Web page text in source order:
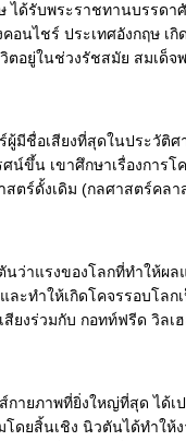
ได้รับพระราชทานบรรดา
อนไชร์ ประเทศอังกฤษ เ
อยู่ในช่วงรัชสมัย สมเด็จ
มีชื่อเสียงที่สุดในประวัติศ
ขึ้น เขาศึกษาเรื่องการโ
สตร์ดั้งเดิม (กลศาสตร์คล
ว่าแรงของโลกที่ทำให้ผ
ละทำให้เกิดโคจรรอบโลก
ยงร่วมกับ กอทท์ฟรีด วิลเ
ายภาพที่ยิ่งใหญ่ที่สุด ได้เ
ดยสิ้นเชิง นิวตันได้ทำให้